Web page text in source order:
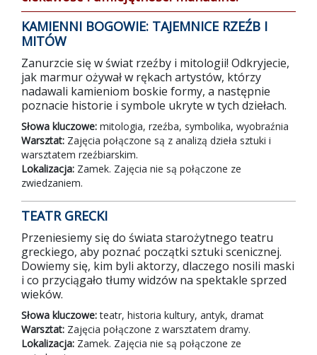
KAMIENNI BOGOWIE: TAJEMNICE RZEŹB I
MITÓW
Zanurzcie się w świat rzeźby i mitologii! Odkryjecie,
jak marmur ożywał w rękach artystów, którzy
nadawali kamieniom boskie formy, a następnie
poznacie historie i symbole ukryte w tych dziełach.
Słowa kluczowe: mitologia, rzeźba, symbolika, wyobraźnia
Warsztat: Zajęcia połączone są z analizą dzieła sztuki i
warsztatem rzeźbiarskim.
Lokalizacja: Zamek. Zajęcia nie są połączone ze
zwiedzaniem.
TEATR GRECKI
Przeniesiemy się do świata starożytnego teatru
greckiego, aby poznać początki sztuki scenicznej.
Dowiemy się, kim byli aktorzy, dlaczego nosili maski
i co przyciągało tłumy widzów na spektakle sprzed
wieków.
Słowa kluczowe:teatr, historia kultury, antyk, dramat
Warsztat: Zajęcia połączone z warsztatem dramy.
Lokalizacja: Zamek. Zajęcia nie są połączone ze